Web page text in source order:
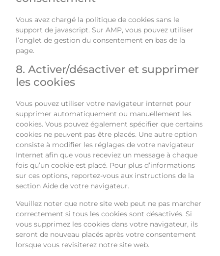
Vous avez chargé la politique de cookies sans le
support de javascript. Sur AMP, vous pouvez utiliser
l’onglet de gestion du consentement en bas de la
page.
8. Activer/désactiver et supprimer
les cookies
Vous pouvez utiliser votre navigateur internet pour
supprimer automatiquement ou manuellement les
cookies. Vous pouvez également spécifier que certains
cookies ne peuvent pas être placés. Une autre option
consiste à modifier les réglages de votre navigateur
Internet afin que vous receviez un message à chaque
fois qu’un cookie est placé. Pour plus d’informations
sur ces options, reportez-vous aux instructions de la
section Aide de votre navigateur.
Veuillez noter que notre site web peut ne pas marcher
correctement si tous les cookies sont désactivés. Si
vous supprimez les cookies dans votre navigateur, ils
seront de nouveau placés après votre consentement
lorsque vous revisiterez notre site web.